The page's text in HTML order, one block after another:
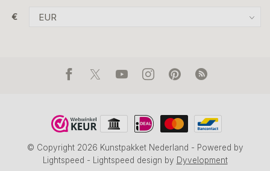
€
© Copyright 2026 Kunstpakket Nederland - Powered by
Lightspeed - Lightspeed design by Dyvelopment